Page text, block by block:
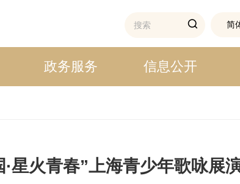
简
政务服务 信息公开
星火青春”上海青少年歌咏展